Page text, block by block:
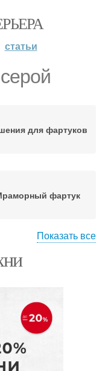
статьи
для фартуков
фартук
Фартук из плитки
Кухня с серой
Показать все